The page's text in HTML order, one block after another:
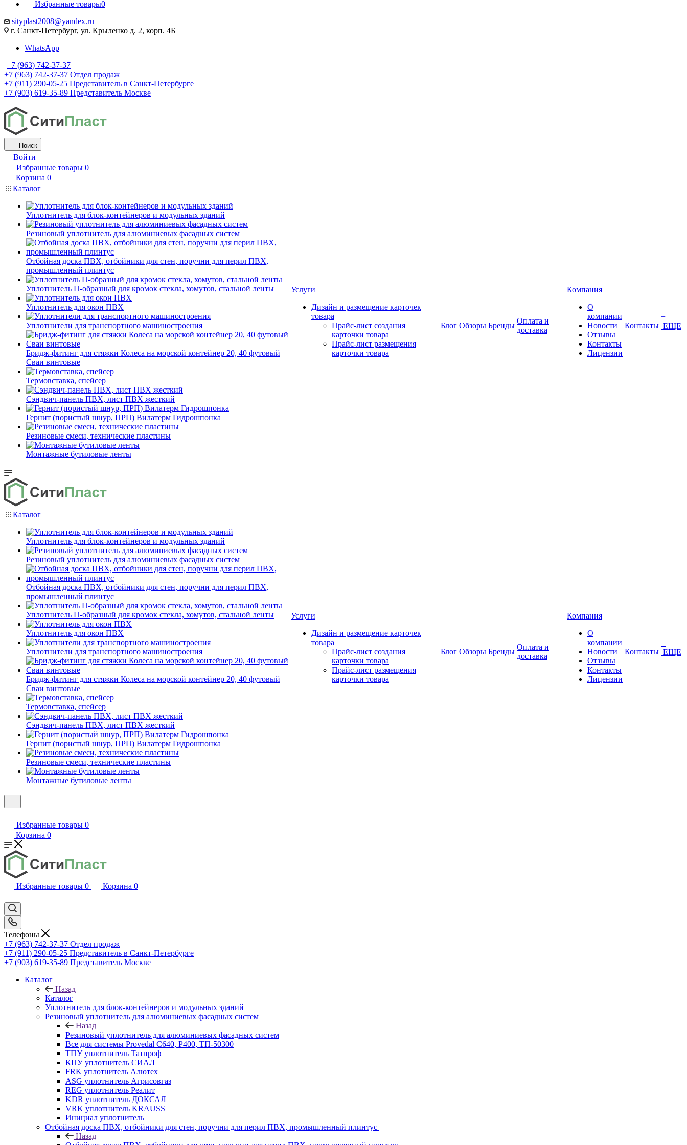
Избранные товары0
sityplast2008@yandex.ru
г. Санкт-Петербург, ул. Крыленко д. 2, корп. 4Б
WhatsApp
+7 (963) 742-37-37
+7 (963) 742-37-37 Отдел продаж
+7 (911) 290-05-25 Представитель в Санкт-Петербурге
+7 (903) 619-35-89 Представитель Москве
Поиск
Войти
Избранные товары 0
Корзина 0
Каталог
Уплотнитель для блок-контейнеров и модульных зданий
Резиновый уплотнитель для алюминиевых фасадных систем
Отбойная доска ПВХ, отбойники для стен, поручни для перил ПВХ,
промышленный плинтус
Уплотнитель П-образный для кромок стекла, хомутов, стальной ленты
Уплотнитель для окон ПВХ
Уплотнители для транспортного машиностроения
Бридж-фитинг для стяжки Колеса на морской контейнер 20, 40 футовый
Сваи винтовые
Термовставка, спейсер
Сэндвич-панель ПВХ, лист ПВХ жесткий
Гернит (пористый шнур, ПРП) Вилатерм Гидрошпонка
Резиновые смеси, технические пластины
Монтажные бутиловые ленты
Услуги
Дизайн и размещение карточек
товара
Прайс-лист создания
карточки товара
Прайс-лист размещения
карточки товара
Блог Обзоры Бренды
Оплата и
доставка
Компания
О
компании
Новости
Отзывы
Контакты
Лицензии
Контакты
+
ЕЩЕ
Каталог
Уплотнитель для блок-контейнеров и модульных зданий
Резиновый уплотнитель для алюминиевых фасадных систем
Отбойная доска ПВХ, отбойники для стен, поручни для перил ПВХ,
промышленный плинтус
Уплотнитель П-образный для кромок стекла, хомутов, стальной ленты
Уплотнитель для окон ПВХ
Уплотнители для транспортного машиностроения
Бридж-фитинг для стяжки Колеса на морской контейнер 20, 40 футовый
Сваи винтовые
Термовставка, спейсер
Сэндвич-панель ПВХ, лист ПВХ жесткий
Гернит (пористый шнур, ПРП) Вилатерм Гидрошпонка
Резиновые смеси, технические пластины
Монтажные бутиловые ленты
Услуги
Дизайн и размещение карточек
товара
Прайс-лист создания
карточки товара
Прайс-лист размещения
карточки товара
Блог Обзоры Бренды
Оплата и
доставка
Компания
О
компании
Новости
Отзывы
Контакты
Лицензии
Контакты
+
ЕЩЕ
Избранные товары 0
Корзина 0
Избранные товары 0 Корзина 0
Телефоны
+7 (963) 742-37-37 Отдел продаж
+7 (911) 290-05-25 Представитель в Санкт-Петербурге
+7 (903) 619-35-89 Представитель Москве
Каталог
Назад
Каталог
Уплотнитель для блок-контейнеров и модульных зданий
Резиновый уплотнитель для алюминиевых фасадных систем
Назад
Резиновый уплотнитель для алюминиевых фасадных систем
Все для системы Provedal С640, Р400, ТП-50300
ТПУ уплотнитель Татпроф
КПУ уплотнитель СИАЛ
FRK уплотнитель Алютех
ASG уплотнитель Агрисовгаз
REG уплотнитель Реалит
KDR уплотнитель ДОКСАЛ
VRK уплотнитель KRAUSS
Инициал уплотнитель
Отбойная доска ПВХ, отбойники для стен, поручни для перил ПВХ, промышленный плинтус
Назад